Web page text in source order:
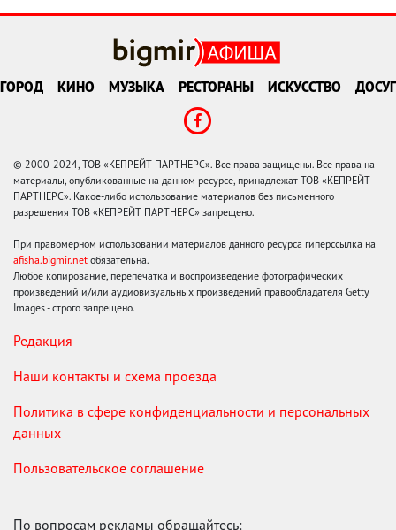
ГОРОД КИНО МУЗЫКА РЕСТОРАНЫ ИСКУССТВО ДОСУГ
© 2000-2024, ТОВ «КЕПРЕЙТ ПАРТНЕРС». Все права защищены. Все права на
материалы, опубликованные на данном ресурсе, принадлежат ТОВ «КЕПРЕЙТ
ПАРТНЕРС». Какое-либо использование материалов без письменного
разрешения ТОВ «КЕПРЕЙТ ПАРТНЕРС» запрещено.
При правомерном использовании материалов данного ресурса гиперссылка на
afisha.bigmir.net обязательна.
Любое копирование, перепечатка и воспроизведение фотографических
произведений и/или аудиовизуальных произведений правообладателя Getty
Images - строго запрещено.
Редакция
Наши контакты и схема проезда
Политика в сфере конфиденциальности и персональных
данных
Пользовательское соглашение
По вопросам рекламы обращайтесь: